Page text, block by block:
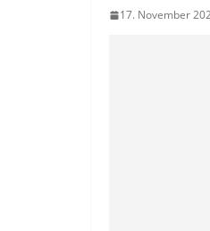
17. November